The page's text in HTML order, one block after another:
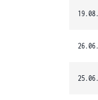
19.08.
26.06.
25.06.